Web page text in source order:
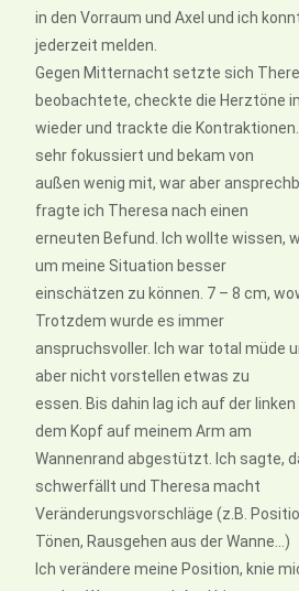
in den Vorraum und Axel und ich
jederzeit melden.
Gegen Mitternacht setzte sich
beobachtete, checkte die Herztöne
wieder und trackte die
sehr fokussiert und bekam von
außen wenig mit, war aber
fragte ich Theresa nach einen
erneuten Befund. Ich wollte wissen,
um meine Situation besser
einschätzen zu können. 7 – 8 cm,
Trotzdem wurde es immer
anspruchsvoller. Ich war total müde
aber nicht vorstellen etwas zu
essen. Bis dahin lag ich auf der
dem Kopf auf meinem Arm am
Wannenrand abgestützt. Ich sagte,
schwerfällt und Theresa macht
Veränderungsvorschläge (z.B.
Tönen, Rausgehen aus der Wanne…)
Ich verändere meine Position, knie